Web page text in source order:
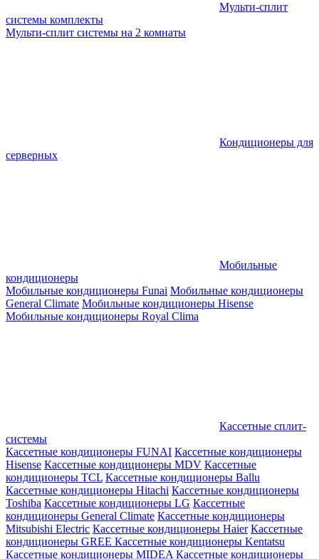
Мульти-сплит
системы комплекты
Мульти-сплит системы на 2 комнаты
Кондиционеры для
серверных
Мобильные
кондиционеры
Мобильные кондиционеры Funai Мобильные кондиционеры
General Climate Мобильные кондиционеры Hisense
Мобильные кондиционеры Royal Clima
Кассетные сплит-
системы
Кассетные кондиционеры FUNAI Кассетные кондиционеры
Hisense Кассетные кондиционеры MDV Кассетные
кондиционеры TCL Кассетные кондиционеры Ballu
Кассетные кондиционеры Hitachi Кассетные кондиционеры
Toshiba Кассетные кондиционеры LG Кассетные
кондиционеры General Climate Кассетные кондиционеры
Mitsubishi Electric Кассетные кондиционеры Haier Кассетные
кондиционеры GREE Кассетные кондиционеры Kentatsu
Кассетные кондиционеры MIDEA Кассетные кондиционеры